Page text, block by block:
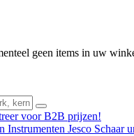
geen items in uw
voor B2B prijzen!
Instrumenten Jesco Schaar